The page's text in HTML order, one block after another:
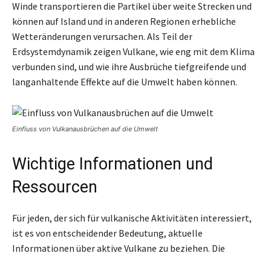
Winde transportieren die Partikel über weite Strecken und
können auf Island und in anderen Regionen erhebliche
Wetteränderungen verursachen. Als Teil der
Erdsystemdynamik zeigen Vulkane, wie eng mit dem Klima
verbunden sind, und wie ihre Ausbrüche tiefgreifende und
langanhaltende Effekte auf die Umwelt haben können.
Einfluss von Vulkanausbrüchen auf die Umwelt
Wichtige Informationen und
Ressourcen
Für jeden, der sich für vulkanische Aktivitäten interessiert,
ist es von entscheidender Bedeutung, aktuelle
Informationen über aktive Vulkane zu beziehen. Die